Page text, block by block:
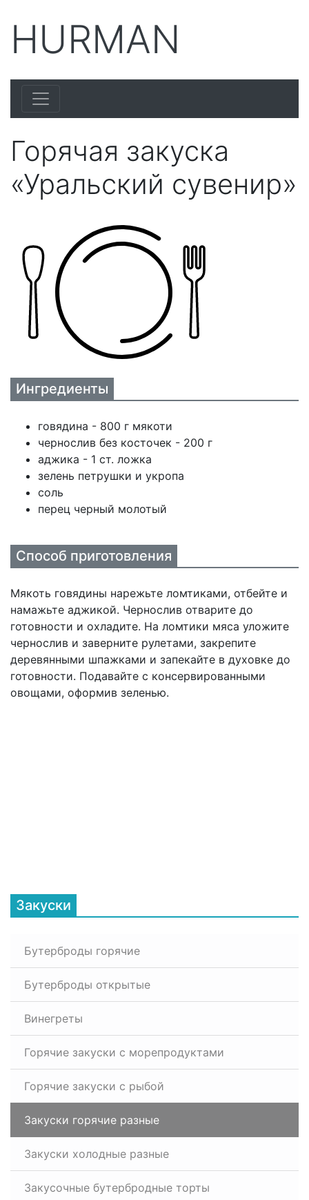
HURMAN
Горячая закуска
«Уральский сувенир»
Ингредиенты
говядина - 800 г мякоти
чернослив без косточек - 200 г
аджика - 1 ст. ложка
зелень петрушки и укропа
соль
перец черный молотый
Способ приготовления
Мякоть говядины нарежьте ломтиками, отбейте и
намажьте аджикой. Чернослив отварите до
готовности и охладите. На ломтики мяса уложите
чернослив и заверните рулетами, закрепите
деревянными шпажками и запекайте в духовке до
готовности. Подавайте с консервированными
овощами, оформив зеленью.
Закуски
Бутерброды горячие
Бутерброды открытые
Винегреты
Горячие закуски с морепродуктами
Горячие закуски с рыбой
Закуски горячие разные
Закуски холодные разные
Закусочные бутербродные торты